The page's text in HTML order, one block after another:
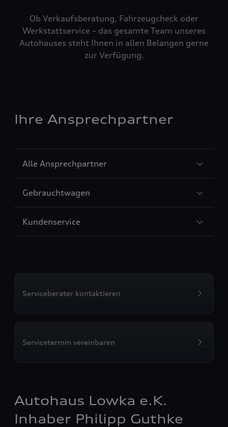
Ob Verkaufsberatung, Fahrzeugcheck oder
Werkstattservice – das gesamte Team unseres
Autohauses steht Ihnen in allen Belangen gerne
zur Verfügung.
Ihre Ansprechpartner
Alle AnsprechpartnerSección
Gebrauchtwagen
KundenserviceSección
Serviceberater kontaktieren
Servicetermin vereinbaren
Autohaus Lowka e.K.
Inhaber Philipp Guthke